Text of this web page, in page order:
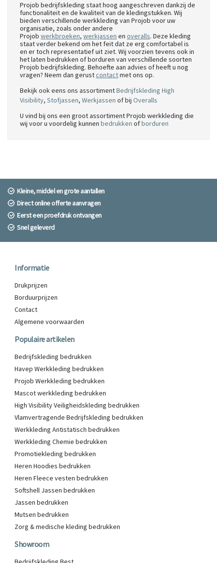
Projob bedrijfskleding staat hoog aangeschreven dankzij de
functionaliteit en de kwaliteit van de kledingstukken. Wij
bieden verschillende werkkleding van Projob voor uw
organisatie, zoals onder andere
Projob werkbroeken, werkjassen en overalls. Deze kleding
staat verder bekend om het feit dat ze erg comfortabel is
en er toch representatief uit ziet. Wij voorzien tevens ook in
het laten bedrukken of borduren van verschillende soorten
Projob bedrijfskleding. Behoefte aan advies of heeft u nog
vragen? Neem dan gerustcontactmet ons op.
Bekijk ook eens ons assortimentBedrijfskleding High
Visibility, Stofjassen, Werkjassen of bij Overalls
U vind bij ons een groot assortiment Projob werkkleding die
wij voor u voordelig kunnen bedrukken ofborduren
Kleine, middel en grote aantallen
Direct online offerte aanvragen
Eerst een proefdruk ontvangen
Snel geleverd
Informatie
Drukprijzen
Borduurprijzen
Contact
Algemene voorwaarden
Populaire artikelen
Bedrijfskleding bedrukken
Havep Werkkleding bedrukken
Projob Werkkleding bedrukken
Mascot werkkleding bedrukken
High Visibility Veiligheidskleding bedrukken
Vlamvertragende Bedrijfskleding bedrukken
Werkkleding Antistatisch bedrukken
Werkkleding Chemie bedrukken
Promotiekleding bedrukken
Heren Hoodies bedrukken
Heren Fleece vesten bedrukken
Softshell Jassen bedrukken
Jassen bedrukken
Mutsen bedrukken
Zorg & medische kleding bedrukken
Showroom